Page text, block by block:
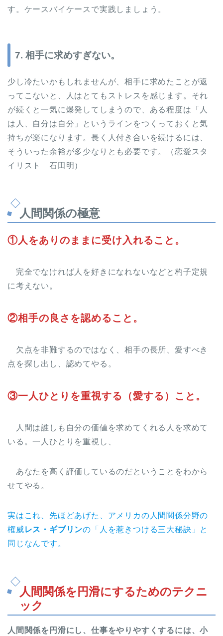
す。ケースバイケースで実践しましょう。
7. 相手に求めすぎない。
少し冷たいかもしれませんが、相手に求めたことが返
ってこないと、人はとてもストレスを感じます。それ
が続くと一気に爆発してしまうので、ある程度は「人
は人、自分は自分」というラインをつくっておくと気
持ちが楽になります。長く人付き合いを続けるには、
そういった余裕が多少なりとも必要です。（恋愛スタ
イリスト 石田明）
人間関係の極意
①人をありのままに受け入れること。
完全でなければ人を好きになれないなどと杓子定規
に考えない。
②相手の良さを認めること。
欠点を非難するのではなく、相手の長所、愛すべき
点を探し出し、認めてやる。
③一人ひとりを重視する（愛する）こと。
人間は誰しも自分の価値を求めてくれる人を求めて
いる。一人ひとりを重視し、
あなたを高く評価しているのだということをわから
せてやる。
実はこれ、先ほどあげた、アメリカの人間関係分野の
権威レス・ギブリンの「人を惹きつける三大秘訣」と
同じなんです。
人間関係を円滑にするためのテクニ
ック
人間関係を円滑にし、仕事をやりやすくするには、小